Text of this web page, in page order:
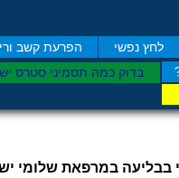
לחץ נפשי הפרעת קשב
בדוק כמה תסמיני סט​רס
בבליעה במרפאת שלומי